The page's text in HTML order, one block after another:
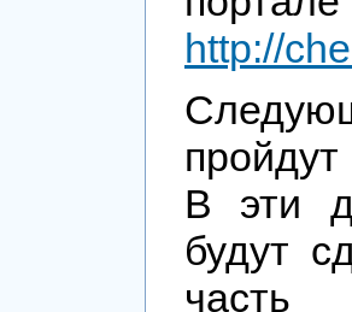
http://
В эти
будут